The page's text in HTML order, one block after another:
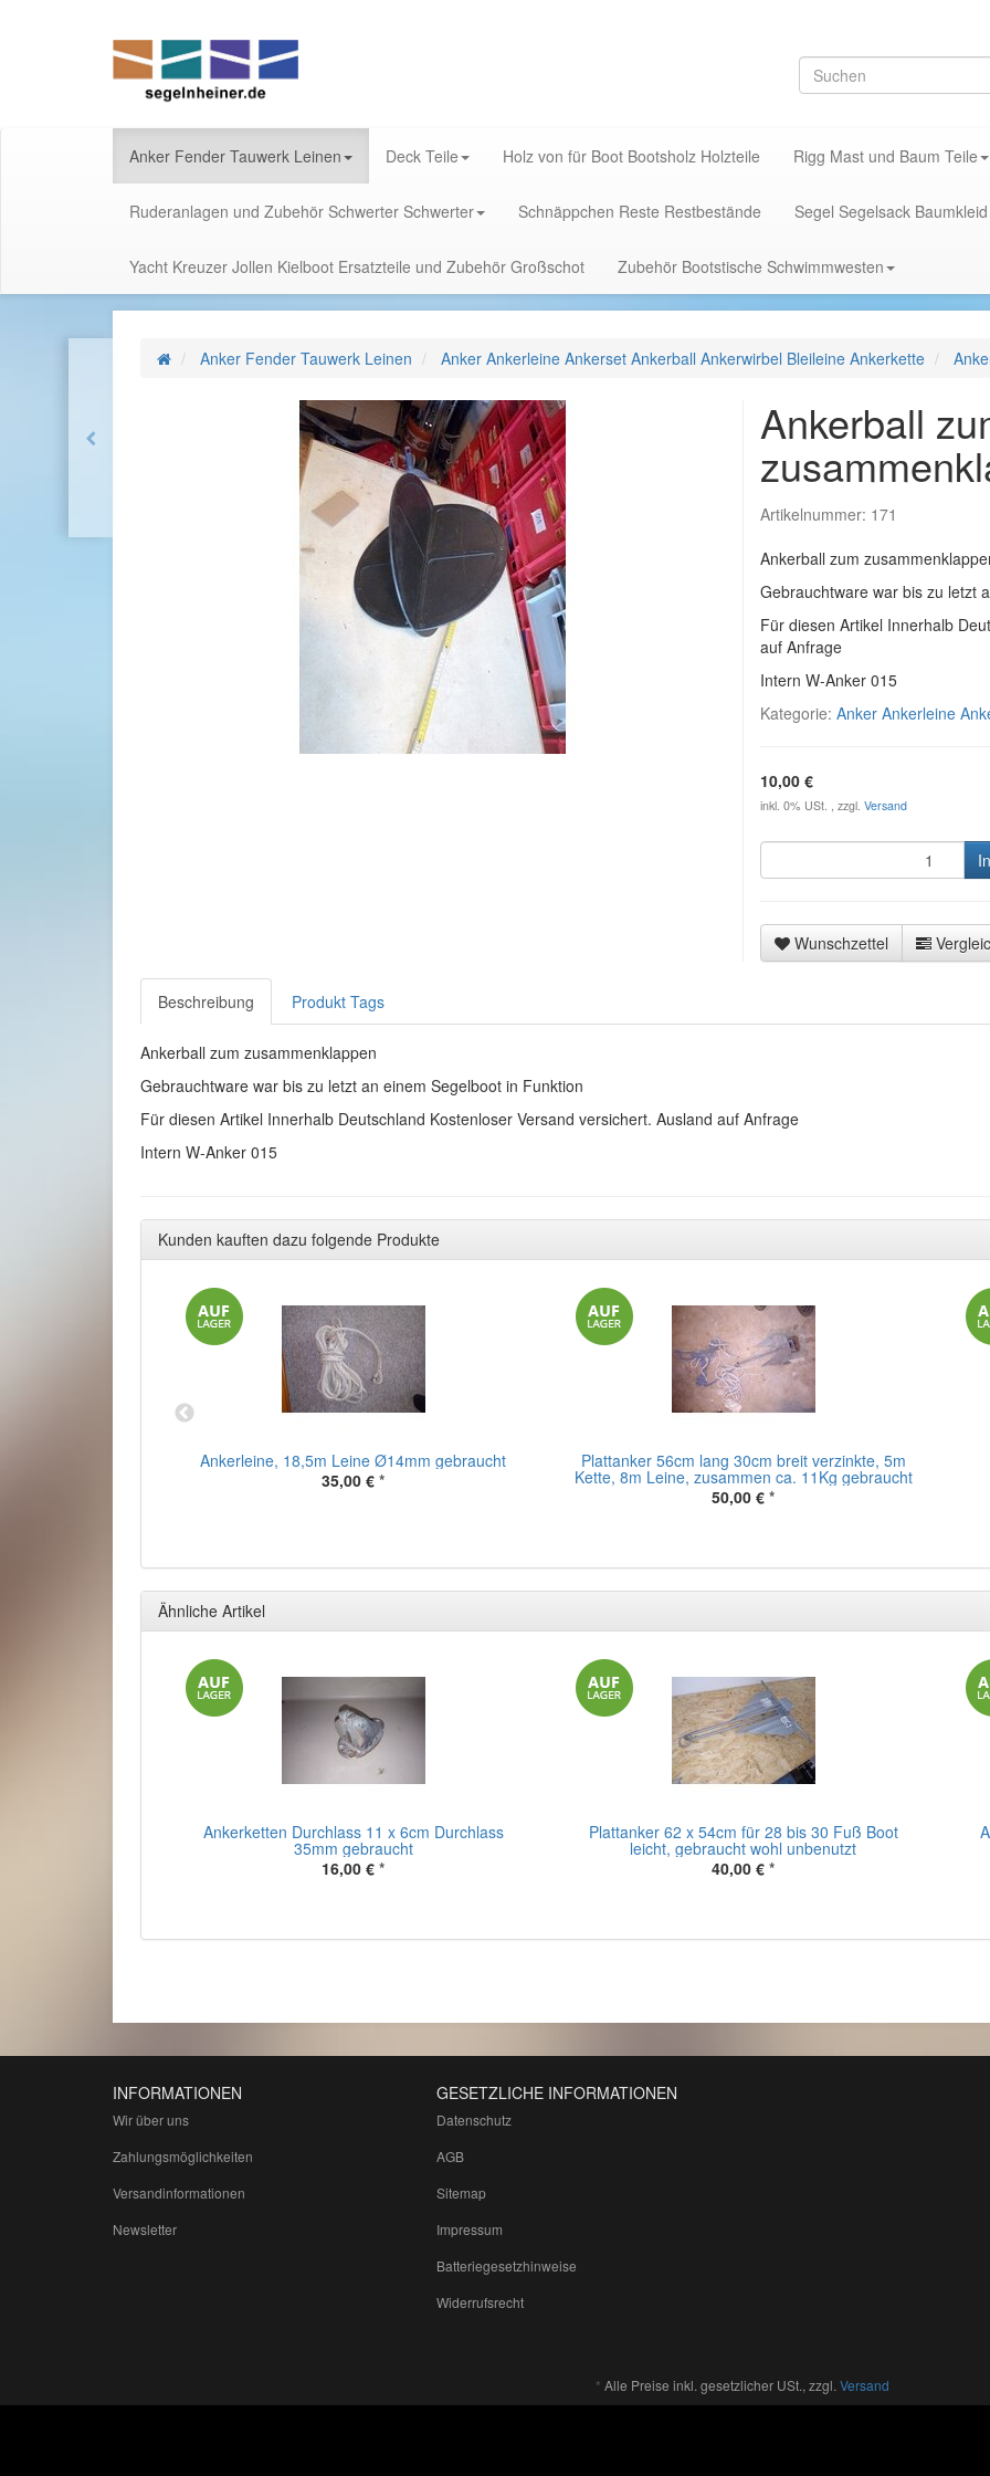
Anker Fender Tauwerk Leinen Deck Teile Holz von für Boot Bootsholz Holzteile Rigg Mast und Baum Teile
Ruderanlagen und Zubehör Schwerter Schwerter Schnäppchen Reste Restbestände Segel Segelsack Baumkleid
Yacht Kreuzer Jollen Kielboot Ersatzteile und Zubehör Großschot Zubehör Bootstische Schwimmwesten
Anker Fender Tauwerk Leinen Anker Ankerleine Ankerset Ankerball Ankerwirbel Bleileine Ankerkette
Ankerball
Artikelnummer: 171
Ankerball zum
Gebrauchtware war bis zu letzt
Für diesen Artikel Innerhalb
auf Anfrage
Intern W-Anker 015
Kategorie: Anker Ankerleine
10,00 €
inkl. 0% USt. , zzgl. Versand
Wunschzettel
Beschreibung Produkt Tags
Ankerball zum zusammenklappen
Gebrauchtware war bis zu letzt an einem Segelboot in Funktion
Für diesen Artikel Innerhalb Deutschland Kostenloser Versand versichert. Ausland auf Anfrage
Intern W-Anker 015
Kunden kauften dazu folgende Produkte
Ankerleine, 18,5m Leine Ø14mm gebraucht
35,00 € *
Plattanker 56cm lang 30cm breit verzinkte, 5m
Kette, 8m Leine, zusammen ca. 11Kg gebraucht
50,00 € *
Ähnliche Artikel
Ankerketten Durchlass 11 x 6cm Durchlass
35mm gebraucht
16,00 € *
Plattanker 62 x 54cm für 28 bis 30 Fuß Boot
leicht, gebraucht wohl unbenutzt
40,00 € *
INFORMATIONEN
Wir über uns
Zahlungsmöglichkeiten
Versandinformationen
Newsletter
GESETZLICHE INFORMATIONEN
Datenschutz
AGB
Sitemap
Impressum
Batteriegesetzhinweise
Widerrufsrecht
* Alle Preise inkl. gesetzlicher USt., zzgl. Versand